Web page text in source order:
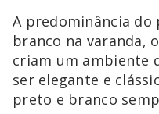
A predominância do
branco na varanda,
criam um ambiente
ser elegante e
preto e branco